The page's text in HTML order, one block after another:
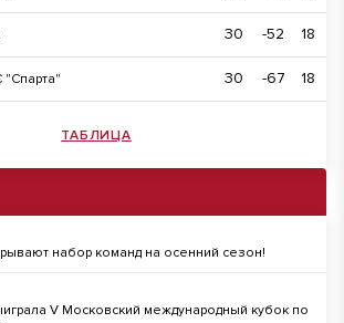
30 -52 18
30 -67 18
ТАБЛИЦА
набор команд на осенний сезон!
V Московский международный кубок по